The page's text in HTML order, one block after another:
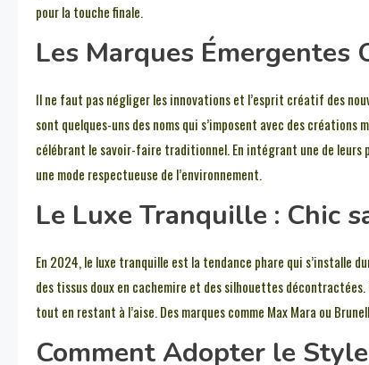
pour la touche finale.
Les Marques Émergentes
Il ne faut pas négliger les innovations et l’esprit créatif des
sont quelques-uns des noms qui s’imposent avec des
célébrant le savoir-faire traditionnel. En intégrant une de leurs
une mode respectueuse de l’environnement.
Le Luxe Tranquille : Chic
En 2024, le luxe tranquille est la tendance phare qui s’installe
des tissus doux en cachemire et des silhouettes
tout en restant à l’aise. Des marques comme Max Mara ou
Comment Adopter le